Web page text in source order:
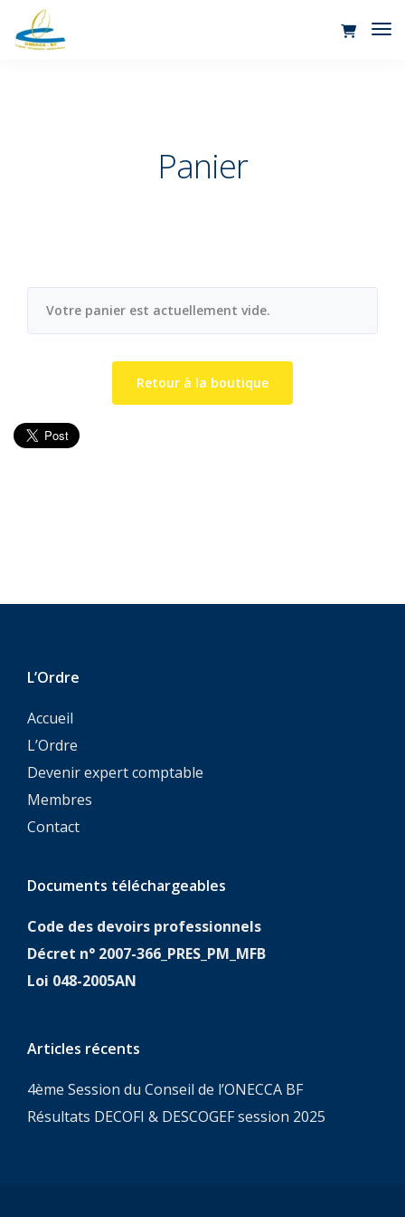
Panier
Votre panier est actuellement vide.
Retour à la boutique
L’Ordre
Accueil
L’Ordre
Devenir expert comptable
Membres
Contact
Documents téléchargeables
Code des devoirs professionnels
Décret n° 2007-366_PRES_PM_MFB
Loi 048-2005AN
Articles récents
4ème Session du Conseil de l’ONECCA BF
Résultats DECOFI & DESCOGEF session 2025